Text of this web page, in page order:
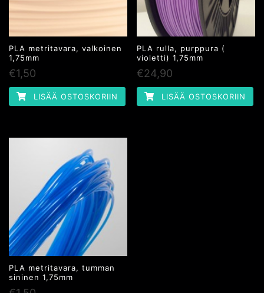
PLA metritavara, valkoinen
1,75mm
€1,50
LISÄÄ OSTOSKORIIN
PLA rulla, purppura (
violetti) 1,75mm
€24,90
LISÄÄ OSTOSKORIIN
PLA metritavara, tumman
sininen 1,75mm